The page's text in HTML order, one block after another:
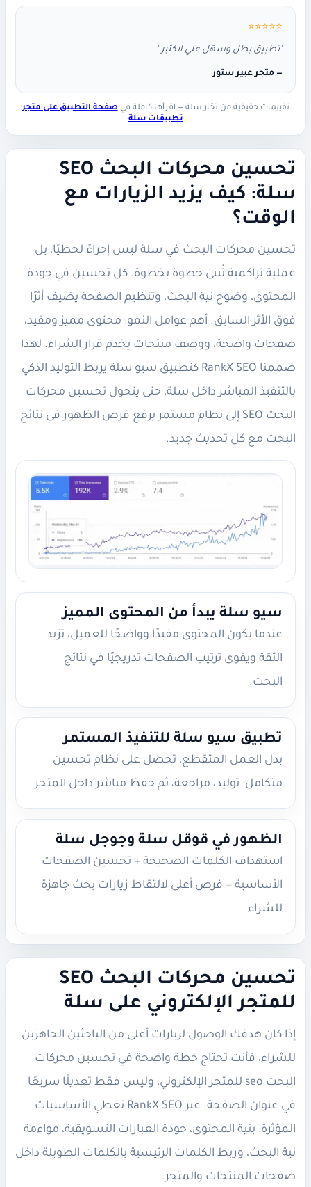
⭐⭐⭐⭐⭐
"تطبيق بطل وسهّل علي الكثير."
— متجر عبير ستور
تقييمات حقيقية من تجّار سلة — اقرأها كاملة فيصفحة التطبيق على متجر
تطبيقات سلة
تحسين محركات البحث SEO
سلة: كيف يزيد الزيارات مع
الوقت؟
تحسين محركات البحث في سلة ليس إجراءً لحظيًا، بل
عملية تراكمية تُبنى خطوة بخطوة. كل تحسين في جودة
المحتوى، وضوح نية البحث، وتنظيم الصفحة يضيف أثرًا
فوق الأثر السابق. أهم عوامل النمو: محتوى مميز ومفيد،
صفحات واضحة، ووصف منتجات يخدم قرار الشراء. لهذا
صممنا RankX SEO كتطبيق سيو سلة يربط التوليد الذكي
بالتنفيذ المباشر داخل سلة، حتى يتحول تحسين محركات
البحث SEO إلى نظام مستمر يرفع فرص الظهور في نتائج
البحث مع كل تحديث جديد.
سيو سلة يبدأ من المحتوى المميز
عندما يكون المحتوى مفيدًا وواضحًا للعميل، تزيد
الثقة ويقوى ترتيب الصفحات تدريجيًا في نتائج
البحث.
تطبيق سيو سلة للتنفيذ المستمر
بدل العمل المتقطع، تحصل على نظام تحسين
متكامل: توليد، مراجعة، ثم حفظ مباشر داخل المتجر.
الظهور في قوقل سلة وجوجل سلة
استهداف الكلمات الصحيحة + تحسين الصفحات
الأساسية = فرص أعلى لالتقاط زيارات بحث جاهزة
للشراء.
تحسين محركات البحث SEO
للمتجر الإلكتروني على سلة
إذا كان هدفك الوصول لزيارات أعلى من الباحثين الجاهزين
للشراء، فأنت تحتاج خطة واضحة في تحسين محركات
البحث seo للمتجر الإلكتروني، وليس فقط تعديلًا سريعًا
في عنوان الصفحة. عبر RankX SEO نغطي الأساسيات
المؤثرة: بنية المحتوى، جودة العبارات التسويقية، مواءمة
نية البحث، وربط الكلمات الرئيسية بالكلمات الطويلة داخل
صفحات المنتجات والمتجر.